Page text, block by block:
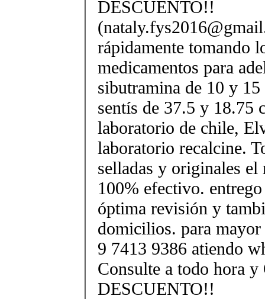
DESCUENTO!!
rápidamente tomando
medicamentos para
sibutramina de 10 y
sentís de 37.5 y 18.75
laboratorio de chile,
laboratorio recalcine.
selladas y originales el
100% efectivo.
óptima revisión y
domicilios. para
9 7413 9386 atiendo
Consulte a todo hora y
DESCUENTO!!